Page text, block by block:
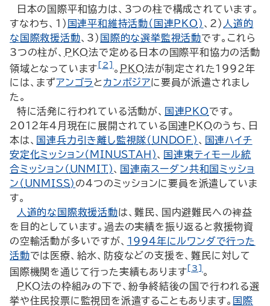
日本の国際平和協力は、3つの柱で構成されています。
すなわち、1) 国連平和維持活動（国連PKO ) 、2) 人道的
な国際救援活動、3) 国際的な選挙監視活動です。これら
3つの柱が、
PKO法で定める日本の国際平和協力の活動
領域となっています[2] 。 PKO法が制定された1992年
には、まずアンゴラとカンボジアに要員が派遣されまし
た。
特に活発に行われている活動が、
国連PKOです。
2012年4月現在に展開されている国連 PKOのうち、日
本は、 国連兵力引き離し監視隊（ UNDOF ) 、
国連ハイチ
安定化ミッション（ MINUSTAH )、
国連東ティモール統
合ミッション（ UNMIT)、
国連南スーダン共和国ミッショ
ン（ UNMISS) の4つのミッションに要員を派遣していま
す。
人道的な国際救援活動は、難民、国内避難民への裨益
を目的としています。過去の実績を振り返ると救援物資
の空輸活動が多いですが、 1994年にルワンダで行った
活動では医療、給水、防疫などの支援を、難民に対して
国際機関を通じて行った実績もあります [3] 。
PKO法の枠組みの下で、紛争終結後の国で行われる選
挙や住民投票に監視団を派遣することもあります。 国際